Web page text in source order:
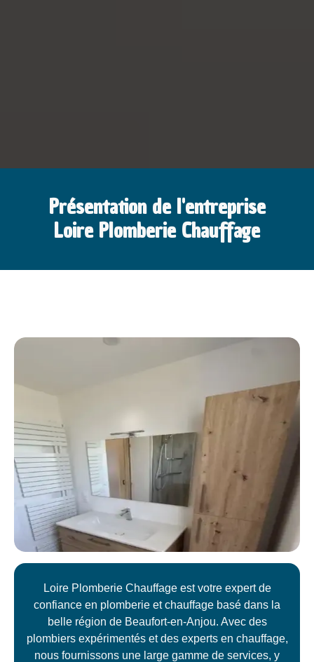
Présentation de l'entreprise
Loire Plomberie Chauffage
Loire Plomberie Chauffage est votre expert de
confiance en plomberie et chauffage basé dans la
belle région de Beaufort-en-Anjou. Avec des
plombiers expérimentés et des experts en chauffage,
nous fournissons une large gamme de services, y